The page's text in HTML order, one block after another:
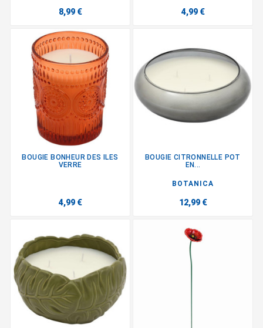
8,99 € 4,99 €
BOUGIE BONHEUR DES ILES
VERRE
4,99 €
BOUGIE CITRONNELLE POT
EN...
BOTANICA
12,99 €